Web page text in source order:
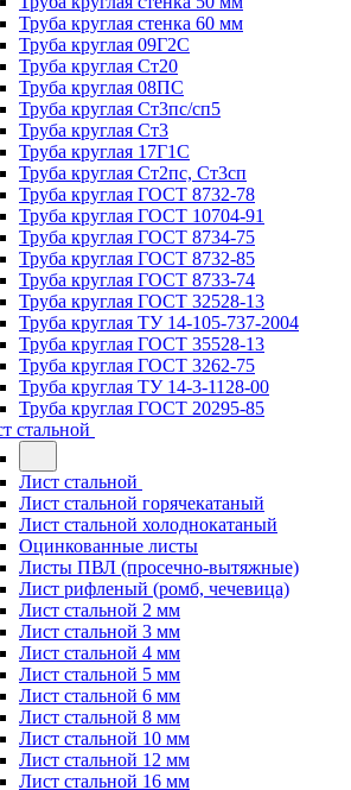
Труба круглая стенка 60 мм
Труба круглая 09Г2С
Труба круглая Ст20
Труба круглая 08ПС
Труба круглая Ст3пс/сп5
Труба круглая Ст3
Труба круглая 17Г1С
Труба круглая Ст2пс, Ст3сп
Труба круглая ГОСТ 8732-78
Труба круглая ГОСТ 10704-91
Труба круглая ГОСТ 8734-75
Труба круглая ГОСТ 8732-85
Труба круглая ГОСТ 8733-74
Труба круглая ГОСТ 32528-13
Труба круглая ТУ 14-105-737-2004
Труба круглая ГОСТ 35528-13
Труба круглая ГОСТ 3262-75
Труба круглая ТУ 14-3-1128-00
Труба круглая ГОСТ 20295-85
стальной
Лист стальной
Лист стальной горячекатаный
Лист стальной холоднокатаный
Оцинкованные листы
Листы ПВЛ (просечно-вытяжные)
Лист рифленый (ромб, чечевица)
Лист стальной 2 мм
Лист стальной 3 мм
Лист стальной 4 мм
Лист стальной 5 мм
Лист стальной 6 мм
Лист стальной 8 мм
Лист стальной 10 мм
Лист стальной 12 мм
Лист стальной 16 мм